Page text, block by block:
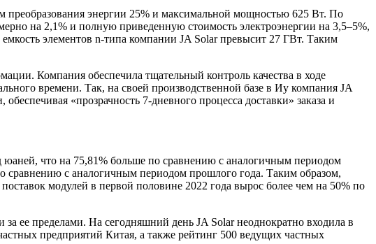
преобразования энергии 25% и максимальной мощностью 625 Вт. По
на 2,1% и полную приведенную стоимость электроэнергии на 3,5–5%,
элементов n-типа компании JA Solar превысит 27 ГВт. Таким
Компания обеспечила тщательный контроль качества в ходе
времени. Так, на своей производственной базе в Иу компания JA
«прозрачность 7-дневного процесса доставки» заказа и
юаней, что на 75,81% больше по сравнению с аналогичным периодом
сравнению с аналогичным периодом прошлого года. Таким образом,
модулей в первой половине 2022 года вырос более чем на 50% по
ее пределами. На сегодняшний день JA Solar неоднократно входила в
предприятий Китая, а также рейтинг 500 ведущих частных